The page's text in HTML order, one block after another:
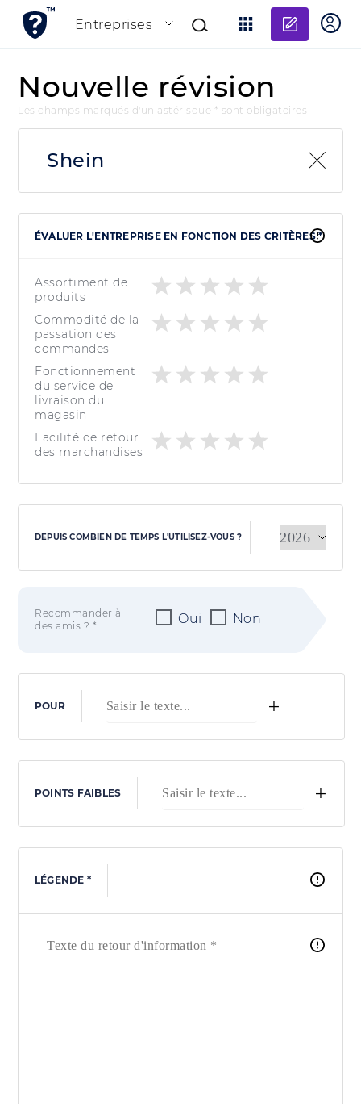
Entreprises
Nouvelle révision
Les champs marqués d'un astérisque * sont obligatoires
Shein
ÉVALUER L'ENTREPRISE EN FONCTION DES CRITÈRES *
Assortiment de
produits
Commodité de la
passation des
commandes
Fonctionnement
du service de
livraison du
magasin
Facilité de retour
des marchandises
DEPUIS COMBIEN DE TEMPS L'UTILISEZ-VOUS ?
Recommander à
des amis ? *
Oui Non
POUR +
POINTS FAIBLES +
LÉGENDE *